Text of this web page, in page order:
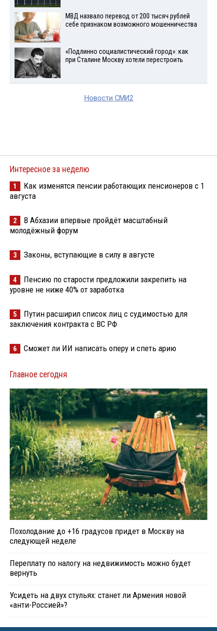
МВД назвало перевод от 200 тысяч рублей
себе признаком возможного мошенничества
«Подлинно социалистический город»: как
при Сталине Москву хотели перестроить
Новости СМИ2
Интересное за неделю
1
Как изменятся пенсии работающих пенсионеров с 1
августа
2
В Абхазии впервые пройдёт масштабный
молодёжный форум
3 Законы, вступающие в силу в августе
4
Пенсию по старости предложили закрепить на
уровне не ниже 40% от заработка
5
Путин расширил список лиц с судимостью для
заключения контракта с ВС РФ
6 Сможет ли ИИ написать оперу и спеть арию
Главное сегодня
Похолодание до +16 градусов придет в Москву на
следующей неделе
Переплату по налогу на недвижимость можно будет
вернуть
Усидеть на двух стульях: станет ли Армения новой
«анти-Россией»?